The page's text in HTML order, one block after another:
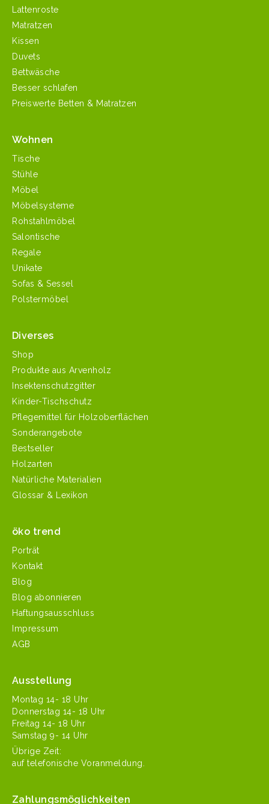
Lattenroste
Matratzen
Kissen
Duvets
Bettwäsche
Besser schlafen
Preiswerte Betten & Matratzen
Wohnen
Tische
Stühle
Möbel
Möbelsysteme
Rohstahlmöbel
Salontische
Regale
Unikate
Sofas & Sessel
Polstermöbel
Diverses
Shop
Produkte aus Arvenholz
Insektenschutzgitter
Kinder-Tischschutz
Pflegemittel für Holzoberflächen
Sonderangebote
Bestseller
Holzarten
Natürliche Materialien
Glossar & Lexikon
öko trend
Porträt
Kontakt
Blog
Blog abonnieren
Haftungsausschluss
Impressum
AGB
Ausstellung
Mon­tag 14- 18 Uhr
Don­ner­stag 14- 18 Uhr
Fre­itag 14- 18 Uhr
Sam­stag 9- 14 Uhr
Übrige Zeit:
auf tele­fonis­che Voranmeldung.
Zahlungsmöglichkeiten